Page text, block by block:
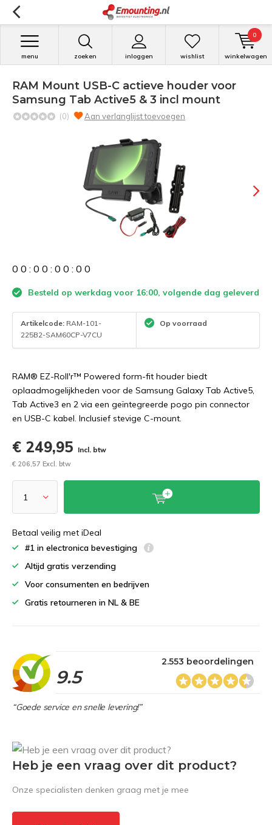
zoeken inloggen
menu wishlist winkelwagen
0
RAM Mount USB-C actieve houder voor
Samsung Tab Active5 & 3 incl mount
(0) Aan verlanglijst toevoegen
0 0 : 0 0 : 0 0 : 0 0
Besteld op werkdag voor 16:00, volgende dag geleverd
Artikelcode: RAM-101-
225B2-SAM60CP-V7CU
Op voorraad
RAM® EZ-Roll'r™ Powered form-fit houder biedt
oplaadmogelijkheden voor de Samsung Galaxy Tab Active5,
Tab Active3 en 2 via een geïntegreerde pogo pin connector
en USB-C kabel. Inclusief stevige C-mount.
€ 249,95
Incl. btw
€ 206,57 Excl. btw
Betaal veilig met iDeal
#1 in electronica bevestiging
Altijd gratis verzending
Voor consumenten en bedrijven
Gratis retourneren in NL & BE
9.5
2.553 beoordelingen
“Goede service en snelle levering!”
Heb je een vraag over dit product?
Onze specialisten denken graag met je mee